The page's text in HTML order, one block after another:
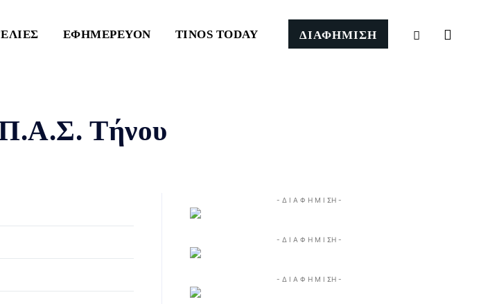
ΕΦΗΜΕΡΕΥΟΝ TINOS TODAY ΔΙΑΦΗΜΙΣΗ
Π.Α.Σ. Τήνου
- Δ Ι Α Φ Η Μ Ι ΣΗ -
- Δ Ι Α Φ Η Μ Ι ΣΗ -
- Δ Ι Α Φ Η Μ Ι ΣΗ -